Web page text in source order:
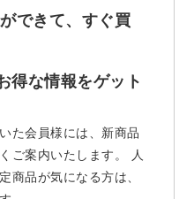
できて、すぐ買
得な情報をゲット
た会員様には、新商品
ご案内いたします。 人
商品が気になる方は、